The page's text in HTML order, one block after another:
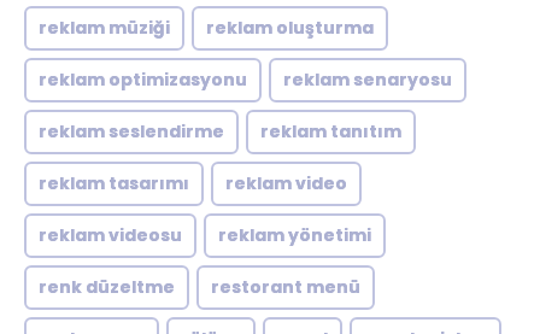
reklam müziği reklam oluşturma
reklam optimizasyonu reklam senaryosu
reklam seslendirme reklam tanıtım
reklam tasarımı reklam video
reklam videosu reklam yönetimi
renk düzeltme restorant menü